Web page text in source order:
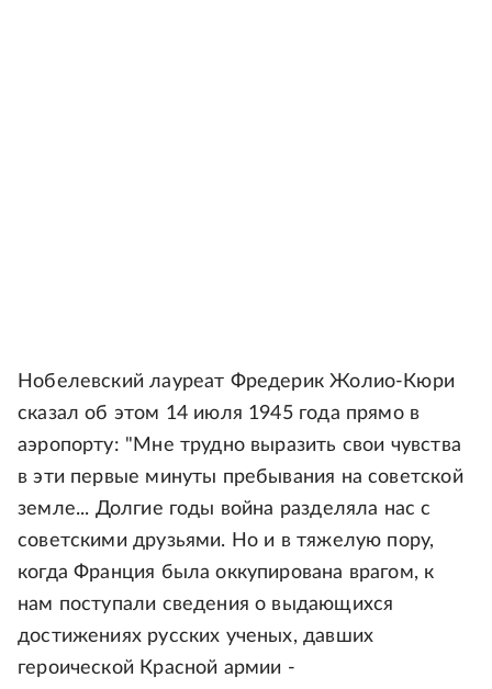
Нобелевский лауреат Фредерик Жолио-Кюри
сказал об этом 14 июля 1945 года прямо в
аэропорту: "Мне трудно выразить свои чувства
в эти первые минуты пребывания на советской
земле... Долгие годы война разделяла нас с
советскими друзьями. Но и в тяжелую пору,
когда Франция была оккупирована врагом, к
нам поступали сведения о выдающихся
достижениях русских ученых, давших
героической Красной армии -